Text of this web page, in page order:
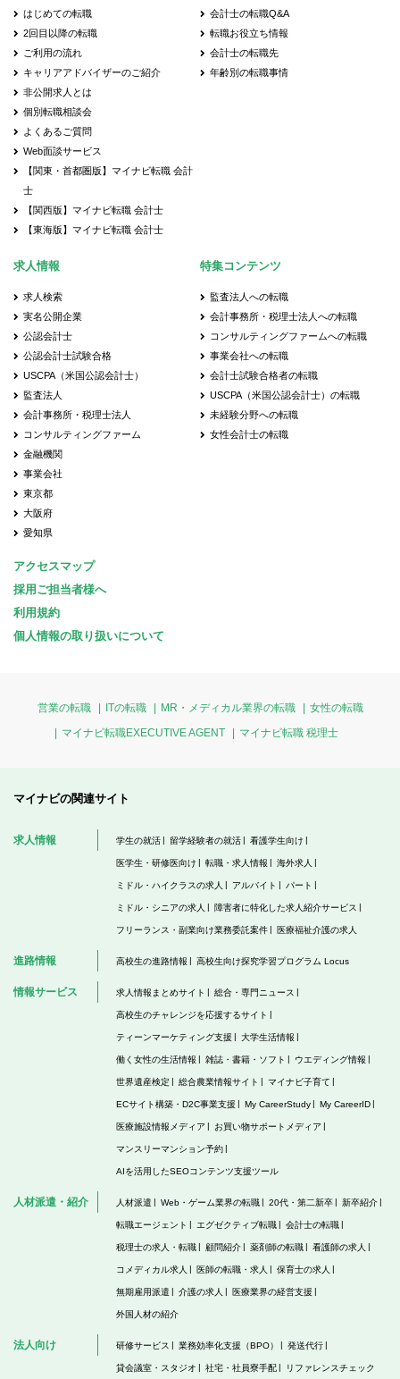
はじめての転職
2回目以降の転職
ご利用の流れ
キャリアアドバイザーのご紹介
非公開求人とは
個別転職相談会
よくあるご質問
Web面談サービス
【関東・首都圏版】マイナビ転職 会計
士
【関西版】マイナビ転職 会計士
【東海版】マイナビ転職 会計士
会計士の転職Q&A
転職お役立ち情報
会計士の転職先
年齢別の転職事情
求人情報
求人検索
実名公開企業
公認会計士
公認会計士試験合格
USCPA（米国公認会計士）
監査法人
会計事務所・税理士法人
コンサルティングファーム
金融機関
事業会社
東京都
大阪府
愛知県
特集コンテンツ
監査法人への転職
会計事務所・税理士法人への転職
コンサルティングファームへの転職
事業会社への転職
会計士試験合格者の転職
USCPA（米国公認会計士）の転職
未経験分野への転職
女性会計士の転職
アクセスマップ
採用ご担当者様へ
利用規約
個人情報の取り扱いについて
営業の転職 ITの転職 MR・メディカル業界の転職
女性の転職
マイナビ転職EXECUTIVE AGENT
マイナビ転職 税理士
マイナビの関連サイト
求人情報 学生の就活 留学経験者の就活 看護学生向け
医学生・研修医向け 転職・求人情報 海外求人
ミドル・ハイクラスの求人 アルバイト パート
ミドル・シニアの求人 障害者に特化した求人紹介サービス
フリーランス・副業向け業務委託案件 医療福祉介護の求人
進路情報 高校生の進路情報 高校生向け探究学習プログラム Locus
情報サービス 求人情報まとめサイト 総合・専門ニュース
高校生のチャレンジを応援するサイト
ティーンマーケティング支援 大学生活情報
働く女性の生活情報 雑誌・書籍・ソフト ウエディング情報
世界遺産検定 総合農業情報サイト マイナビ子育て
ECサイト構築・D2C事業支援 My CareerStudy My CareerID
医療施設情報メディア お買い物サポートメディア
マンスリーマンション予約
AIを活用したSEOコンテンツ支援ツール
人材派遣・紹介 人材派遣 Web・ゲーム業界の転職 20代・第二新卒 新卒紹介
転職エージェント エグゼクティブ転職 会計士の転職
税理士の求人・転職 顧問紹介 薬剤師の転職 看護師の求人
コメディカル求人 医師の転職・求人 保育士の求人
無期雇用派遣 介護の求人 医療業界の経営支援
外国人材の紹介
法人向け 研修サービス 業務効率化支援（BPO） 発送代行
貸会議室・スタジオ 社宅・社員寮手配 リファレンスチェック